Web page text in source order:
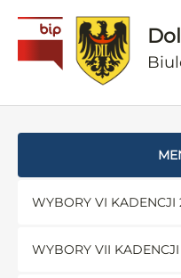
WYBORY VI KADENCJI
WYBORY VII KADENCJI